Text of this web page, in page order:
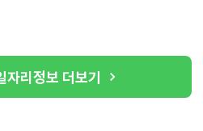
자리정보 더보기